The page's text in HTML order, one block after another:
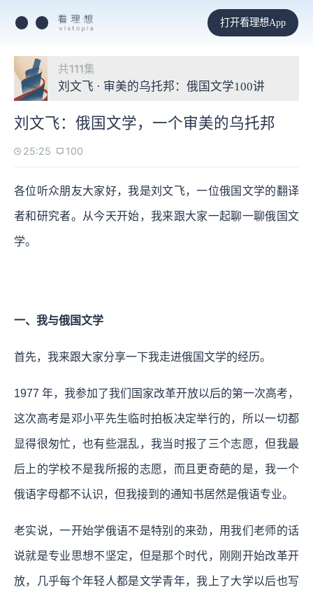
打开看理想App
共111集
刘文飞 · 审美的乌托邦：俄国文学100讲
刘文飞：俄国文学，一个审美的乌托邦
25:25 100
各位听众朋友大家好，我是刘文飞，一位俄国文学的翻译
者和研究者。从今天开始，我来跟大家一起聊一聊俄国文
学。
一、我与俄国文学
首先，我来跟大家分享一下我走进俄国文学的经历。
1977 年，我参加了我们国家改革开放以后的第一次高考，
这次高考是邓小平先生临时拍板决定举行的，所以一切都
显得很匆忙，也有些混乱，我当时报了三个志愿，但我最
后上的学校不是我所报的志愿，而且更奇葩的是，我一个
俄语字母都不认识，但我接到的通知书居然是俄语专业。
老实说，一开始学俄语不是特别的来劲，用我们老师的话
说就是专业思想不坚定，但是那个时代，刚刚开始改革开
放，几乎每个年轻人都是文学青年，我上了大学以后也写